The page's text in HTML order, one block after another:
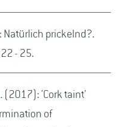
Natürlich prickelnd?.
- 25.
(2017): 'Cork taint'
of